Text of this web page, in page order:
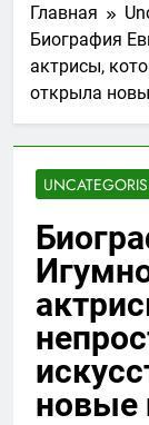
Главная
Биография
актрисы,
открыла
новые